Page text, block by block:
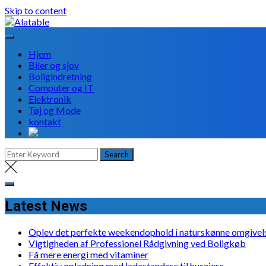
Skip to content
Hjem
Biler og sjov
Boligindretning
Computer og IT
Elektronik
Tøj og Mode
kontakt
Latest News
Oplev det perfekte weekendophold i naturskønne
Vigtigheden af Professionel Rådgivning ved Boligkøb
Få mere energi med vitaminer